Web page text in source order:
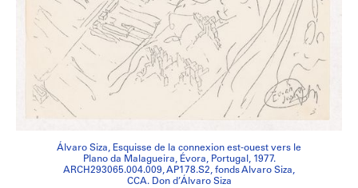
Álvaro Siza, Esquisse de la connexion est-ouest vers le
Plano da Malagueira, Évora, Portugal, 1977.
ARCH293065.004.009, AP178.S2, fonds Alvaro Siza,
CCA. Don d’Álvaro Siza